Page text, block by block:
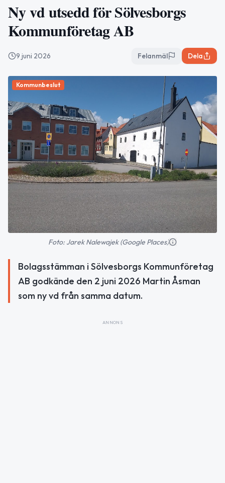
Ny vd utsedd för Sölvesborgs
Kommunföretag AB
9 juni 2026 Felanmäl Dela
Kommunbeslut
Foto: Jarek Nalewajek (Google Places)
Bolagsstämman i Sölvesborgs Kommunföretag
AB godkände den 2 juni 2026 Martin Åsman
som ny vd från samma datum.
ANNONS